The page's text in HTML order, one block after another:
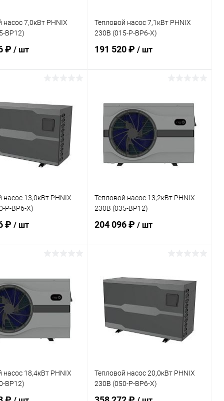
насос 7,0кВт PHNIX
BP12)
₽ / шт
В наличии
Тепловой насос 7,1кВт PHNIX
230В (015-P-BP6-X)
191 520 ₽/ шт
В избранное
К сравнению
насос 13,0кВт PHNIX
P-BP6-X)
₽ / шт
Тепловой насос 13,2кВт PHNIX
230В (035-BP12)
204 096 ₽/ шт
К сравнению В наличии
насос 18,4кВт PHNIX
BP12)
Тепловой насос 20,0кВт PHNIX
230В (050-P-BP6-X)